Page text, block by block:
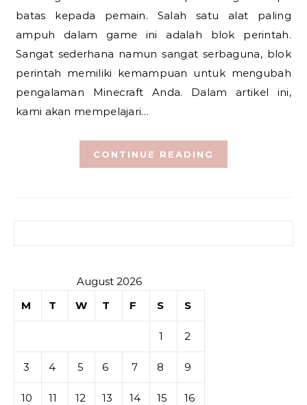
batas kepada pemain. Salah satu alat paling
ampuh dalam game ini adalah blok perintah.
Sangat sederhana namun sangat serbaguna, blok
perintah memiliki kemampuan untuk mengubah
pengalaman Minecraft Anda. Dalam artikel ini,
kami akan mempelajari…
CONTINUE READING
August 2026
M
T W T F S S
1 2
3 4 5 6 7 8 9
10 11 12 13 14 15 16